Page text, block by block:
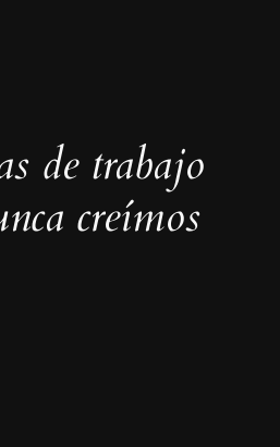
de trabajo
creímos